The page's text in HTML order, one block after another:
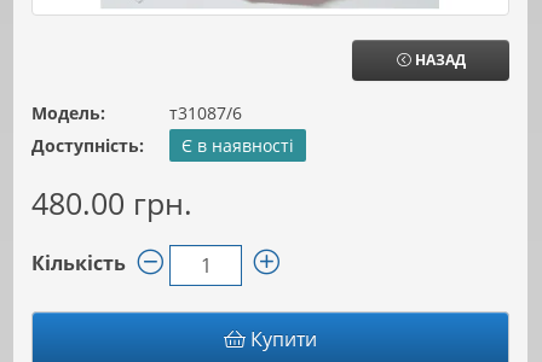
НАЗАД
Модель:
т31087/6
Доступність:
Є в наявності
480.00 грн.
Кількість
Купити